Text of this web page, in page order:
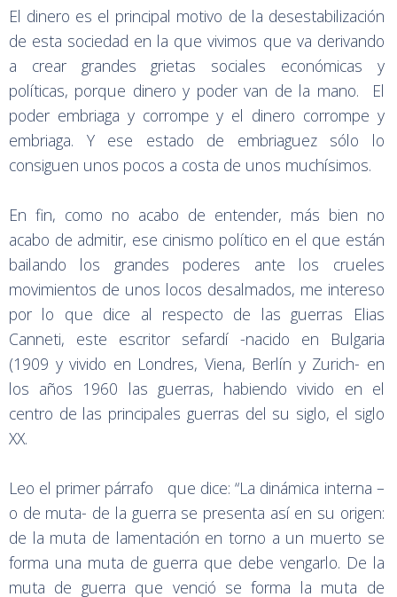
El dinero es el principal motivo de la desestabilización
de esta sociedad en la que vivimos que va derivando
a crear grandes grietas sociales económicas y
políticas, porque dinero y poder van de la mano. El
poder embriaga y corrompe y el dinero corrompe y
embriaga. Y ese estado de embriaguez sólo lo
consiguen unos pocos a costa de unos muchísimos.
En fin, como no acabo de entender, más bien no
acabo de admitir, ese cinismo político en el que están
bailando los grandes poderes ante los crueles
movimientos de unos locos desalmados, me intereso
por lo que dice al respecto de las guerras Elias
Canneti, este escritor sefardí -nacido en Bulgaria
(1909 y vivido en Londres, Viena, Berlín y Zurich- en
los años 1960 las guerras, habiendo vivido en el
centro de las principales guerras del su siglo, el siglo
XX.
Leo el primer párrafo que dice: “La dinámica interna –
o de muta- de la guerra se presenta así en su origen:
de la muta de lamentación en torno a un muerto se
forma una muta de guerra que debe vengarlo. De la
muta de guerra que venció se forma la muta de